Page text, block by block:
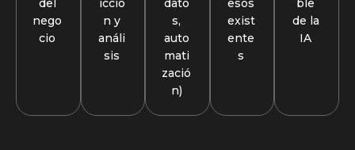
del
nego
cio
icció
n y
análi
sis
dato
s,
auto
mati
zació
n)
esos
exist
ente
s
ble
de la
IA